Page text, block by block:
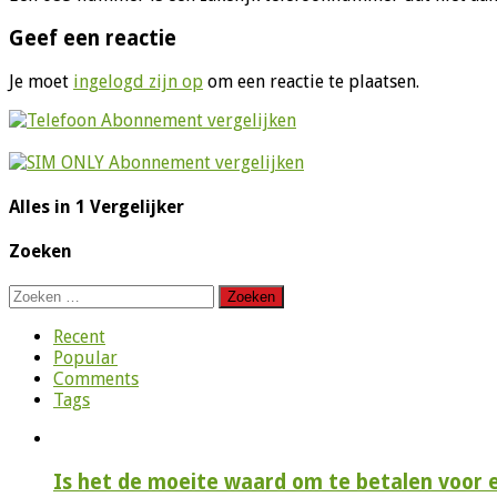
Geef een reactie
Je moet ingelogd zijn op om een reactie te plaatsen.
Alles in 1 Vergelijker
Zoeken
Zoeken
Recent
Popular
Comments
Tags
Is het de moeite waard om te betalen voor